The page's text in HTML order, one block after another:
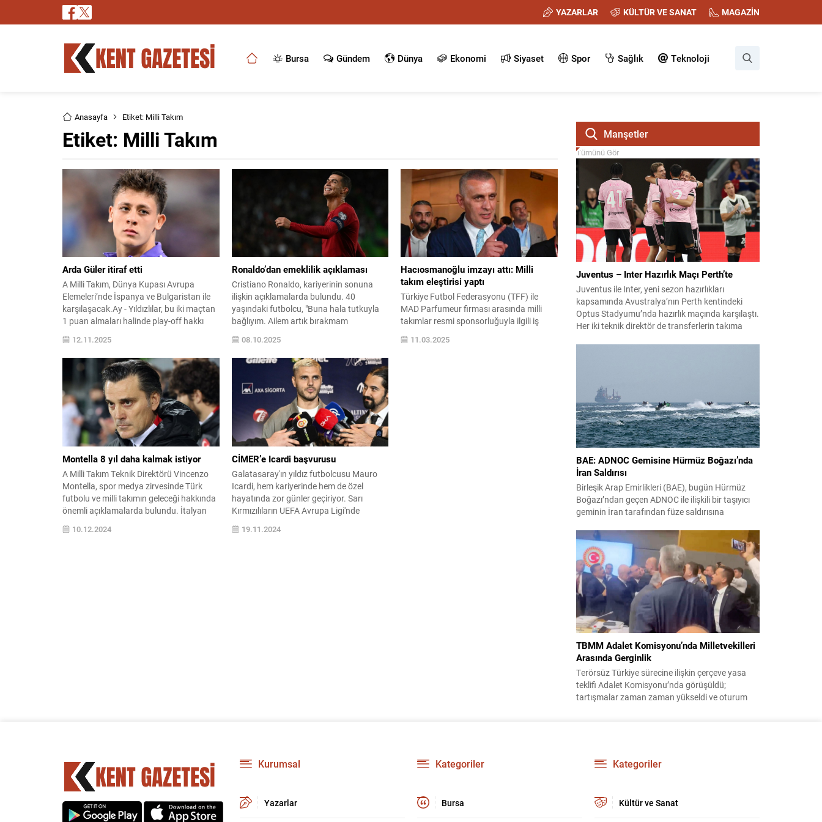
YAZARLAR KÜLTÜR VE SANAT MAGAZİN
Bursa Gündem Dünya Ekonomi Siyaset Spor Sağlık Teknoloji
Anasayfa Etiket: Milli Takım
Etiket: Milli Takım
Arda Güler itiraf etti
A Milli Takım, Dünya Kupası Avrupa
Elemeleri’nde İspanya ve Bulgaristan ile
karşılaşacak.Ay - Yıldızlılar, bu iki maçtan
1 puan almaları halinde play-off hakkı
kazanacak. Milli takımın yıldızlarından
arda Güler zorlu maçlar öncesinde çarpıcı
bir ...
12.11.2025
Ronaldo’dan emeklilik açıklaması
Cristiano Ronaldo, kariyerinin sonuna
ilişkin açıklamalarda bulundu. 40
yaşındaki futbolcu, "Buna hala tutkuyla
bağlıyım. Ailem artık bırakmam
gerektiğini söylüyor" dedi.
08.10.2025
Hacıosmanoğlu imzayı attı: Milli
takım eleştirisi yaptı
Türkiye Futbol Federasyonu (TFF) ile
MAD Parfumeur firması arasında milli
takımlar resmi sponsorluğuyla ilgili iş
birliği anlaşması imzalandı. Hasan Doğan
Milli Takımlar Kamp ve Eğitim
11.03.2025
Montella 8 yıl daha kalmak istiyor
A Milli Takım Teknik Direktörü Vincenzo
Montella, spor medya zirvesinde Türk
futbolu ve milli takımın geleceği hakkında
önemli açıklamalarda bulundu. İtalyan
sürecini ve hedeflerini anlattı. Milli
10.12.2024
CİMER’e Icardi başvurusu
Galatasaray'ın yıldız futbolcusu Mauro
Icardi, hem kariyerinde hem de özel
hayatında zor günler geçiriyor. Sarı
Kırmızılıların UEFA Avrupa Ligi'nde
diz ön çapraz bağında kopuk ve
19.11.2024
Manşetler
Tümünü Gör
Juventus – Inter Hazırlık Maçı Perth’te
Juventus ile Inter, yeni sezon hazırlıkları
kapsamında Avustralya’nın Perth kentindeki
Optus Stadyumu’nda hazırlık maçında karşılaştı.
Her iki teknik direktör de transferlerin takıma
Yıldız ilk 11’de görev alırken,...
BAE: ADNOC Gemisine Hürmüz Boğazı’nda
İran Saldırısı
Birleşik Arap Emirlikleri (BAE), bugün Hürmüz
Boğazı’ndan geçen ADNOC ile ilişkili bir taşıyıcı
geminin İran tarafından füze saldırısına
alındığını bildirirken saldırıyı kınadı ve Tahran’ı
korsanlıkla suçladı. WAM ajansının aktardığı ilk
açıklamada, ADNOC’a ait bir geminin sabah
saatlerinde hedef alındığı belirtildi; ilerleyen
dakikalarda ise BAE...
TBMM Adalet Komisyonu’nda Milletvekilleri
Arasında Gerginlik
Terörsüz Türkiye sürecine ilişkin çerçeve yasa
teklifi Adalet Komisyonu’nda görüşüldü;
tartışmalar zaman zaman yükseldi ve oturum
arasında söz düellosu başladı; taraflar birbirlerini
sert ifadelerle eleştirdi. Tartışma...
Kurumsal
Yazarlar
Kategoriler
Bursa
Kategoriler
Kültür ve Sanat